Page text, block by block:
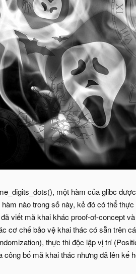
một hàm của glibc
nào trong số này, kẻ đó có thể
viết mã khai khác proof-of-concept
cơ chế bảo vệ khai thác có sẵn trên
thực thi độc lập vị trí
bố mã khai thác nhưng đã lên kế